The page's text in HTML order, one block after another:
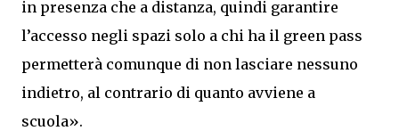
in presenza che a distanza, quindi garantire
l’accesso negli spazi solo a chi ha il green pass
permetterà comunque di non lasciare nessuno
indietro, al contrario di quanto avviene a
scuola».